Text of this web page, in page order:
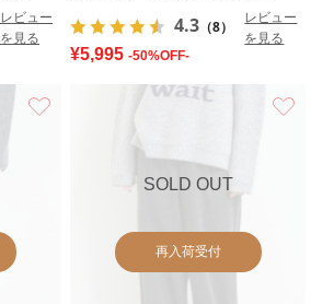
レビュー
を見る
4.3 （8）
レビュー
を見る
¥5,995 -50%OFF-
SOLD OUT
再入荷受付